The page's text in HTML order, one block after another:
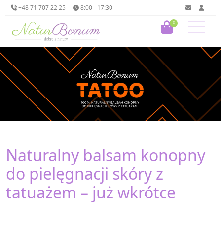
+48 71 707 22 25 8:00 - 17:30
0
Naturalny balsam konopny
do pielęgnacji skóry z
tatuażem – już wkrótce